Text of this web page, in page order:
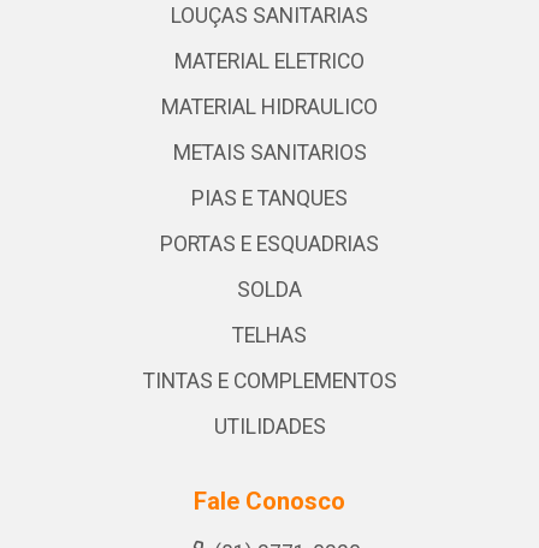
LOUÇAS SANITARIAS
MATERIAL ELETRICO
MATERIAL HIDRAULICO
METAIS SANITARIOS
PIAS E TANQUES
PORTAS E ESQUADRIAS
SOLDA
TELHAS
TINTAS E COMPLEMENTOS
UTILIDADES
Fale Conosco